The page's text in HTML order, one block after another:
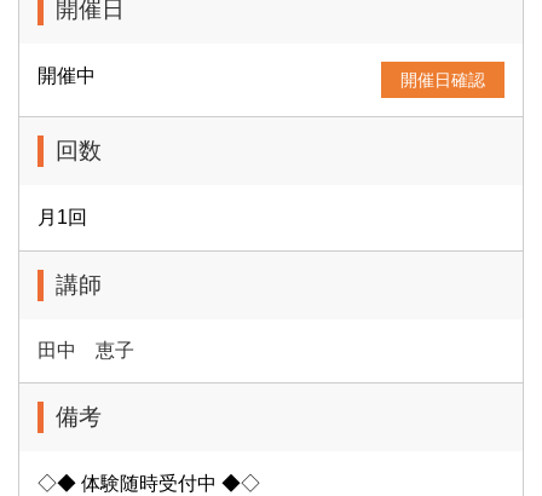
開催日
開催中 開催日確認
回数
月1回
講師
田中 恵子
備考
◇◆ 体験随時受付中 ◆◇